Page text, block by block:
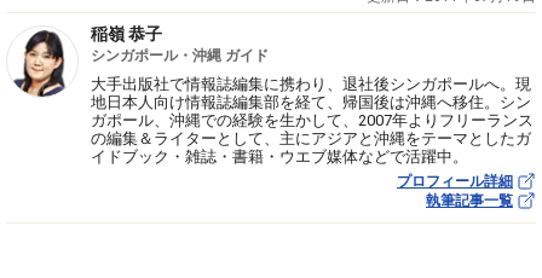
稲嶺 恭子
シンガポール・沖縄 ガイド
大手出版社で情報誌編集に携わり、退社後シンガポールへ。現
地日本人向け情報誌編集部を経て、帰国後は沖縄へ移住。シン
ガポール、沖縄での経験を生かして、2007年よりフリーランス
の編集＆ライターとして、主にアジアと沖縄をテーマとしたガ
イドブック・雑誌・書籍・ウエブ媒体などで活躍中。
プロフィール詳細
執筆記事一覧